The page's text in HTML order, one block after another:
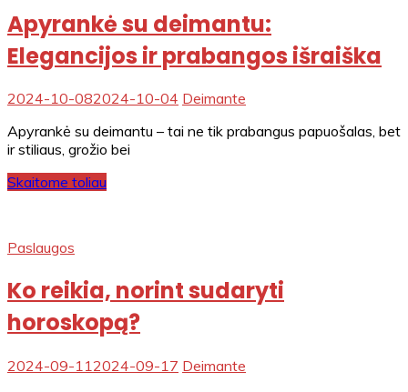
Apyrankė su deimantu:
Elegancijos ir prabangos išraiška
2024-10-082024-10-04 Deimante
Apyrankė su deimantu – tai ne tik prabangus papuošalas, bet
ir stiliaus, grožio bei
Skaitome toliau
Paslaugos
Ko reikia, norint sudaryti
horoskopą?
2024-09-112024-09-17 Deimante